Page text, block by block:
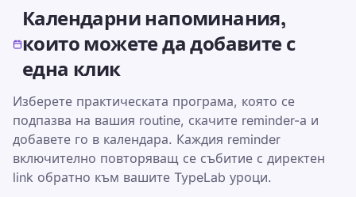
Споделяне в X
Споделяне във Facebook
Споделяне в WhatsApp
Календарни напоминания,
които можете да добавите с
една клик
Изберете практическата програма, която се
подпазва на вашия routine, скачите reminder-а и
добавете го в календара. Каждия reminder
включително повторяващ се събитие с директен
link обратно към вашите TypeLab уроци.